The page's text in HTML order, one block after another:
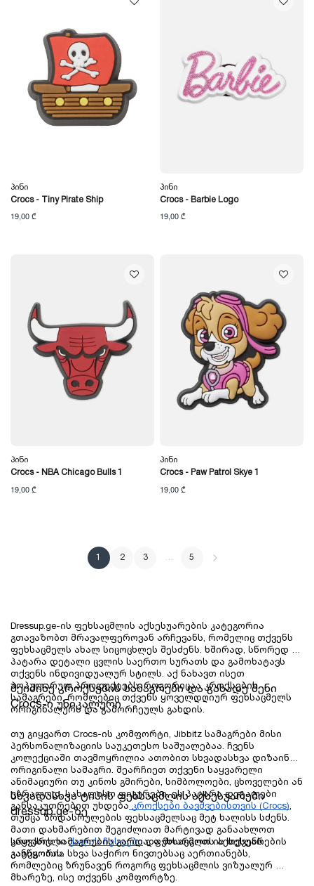
Პინი
Crocs - Tiny Pirate Ship
19,00 ₾
Პინი
Crocs - Barbie Logo
19,00 ₾
Პინი
Crocs - NBA Chicago Bulls 1
19,00 ₾
Პინი
Crocs - Paw Patrol Skye 1
19,00 ₾
1 2 3 … 5
Dressup.ge-ის ფეხსაცმლის აქსესუარების კატეგორია
გთავაზობთ მრავალფეროვან არჩევანს, რომელიც თქვენს
ფეხსაცმელს ახალ სიცოცხლეს შესძენს. ხშირად, სწორედ
პატარა დეტალი ცვლის საერთო სურათს და გამოხატავს
თქვენს ინდივიდუალურ სტილს. აქ ნახავთ ისეთ
პოპულარულ პროდუქტებს, როგორიცაა კროქსების
სამაგრები, რომლებიც თქვენს ყოველდღიურ ფეხსაცმელს
ორიგინალურს და გამორჩეულს გახდის.
შეიძინე კროქსების სამაგრები და გახადე შენი
Crocs-ი უნიკალური
თუ გიყვართ Crocs-ის კომფორტი, Jibbitz სამაგრები მისი
პერსონალიზაციის საუკეთესო საშუალებაა. ჩვენს
კოლექციაში თავმოყრილია ათობით სხვადასხვა დიზაინის
ორიგინალი სამაგრი. შეარჩიეთ თქვენი საყვარელი
ანიმაციური თუ კინოს გმირები, სიმბოლოები, ცხოველები ან
უბრალოდ, სახალისო ფიგურები. ეს პატარა დეტალები
განსაკუთრებით უხდება კროქსები ბავშვებისთვის (Crocs),
თუმცა ზრდასრულების ფეხსაცმელსაც მეტ ხალისს სძენს.
მათი დახმარებით შეგიძლიათ მარტივად განაახლოთ
საყვარელი ქალის ჩუსტები და მოარგოთ ის თქვენს
განწყობას.
სხვადასხვა ტიპის ფეხსაცმლის აქსესუარები
dressup.ge-ზე
კროქსის სამაგრების გარდა, ფეხსაცმლის აქსესუარების
კატეგორია სხვა საჭირო ნივთებსაც აერთიანებს,
რომლებიც ზრუნავენ როგორც ფეხსაცმლის ვიზუალურ
მხარეზე, ისე თქვენს კომფორტზე.